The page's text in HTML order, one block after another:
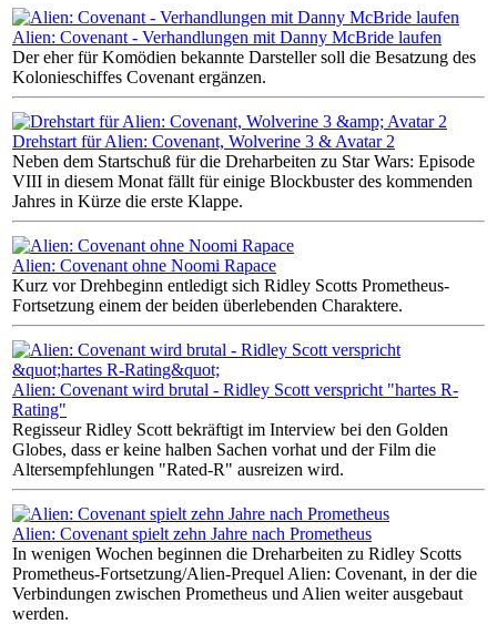
Alien: Covenant - Verhandlungen mit Danny McBride laufen
Der eher für Komödien bekannte Darsteller soll die Besatzung des
Kolonieschiffes Covenant ergänzen.
Drehstart für Alien: Covenant, Wolverine 3 & Avatar 2
Neben dem Startschuß für die Dreharbeiten zu Star Wars: Episode
VIII in diesem Monat fällt für einige Blockbuster des kommenden
Jahres in Kürze die erste Klappe.
Alien: Covenant ohne Noomi Rapace
Kurz vor Drehbeginn entledigt sich Ridley Scotts Prometheus-
Fortsetzung einem der beiden überlebenden Charaktere.
Alien: Covenant wird brutal - Ridley Scott verspricht "hartes R-
Rating"
Regisseur Ridley Scott bekräftigt im Interview bei den Golden
Globes, dass er keine halben Sachen vorhat und der Film die
Altersempfehlungen "Rated-R" ausreizen wird.
Alien: Covenant spielt zehn Jahre nach Prometheus
In wenigen Wochen beginnen die Dreharbeiten zu Ridley Scotts
Prometheus-Fortsetzung/Alien-Prequel Alien: Covenant, in der die
Verbindungen zwischen Prometheus und Alien weiter ausgebaut
werden.